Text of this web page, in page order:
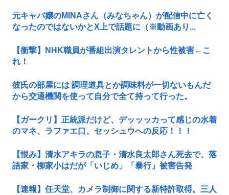
元キャバ嬢のMINAさん（みなちゃん）が配信中に亡く
なったのではないかとX上で話題に（※動画あり...
【衝撃】NHK職員が番組出演タレントから性被害←こ
れ！
彼氏の部屋には 調理道具とか調味料が一切ないもんだ
から交通機関を使って自分で全て持って行った。
【ガークリ】正統派だけど、デッッッカって感じの水着
のマネ、ラファエ口、セッシュウへの反応！！！
【恨み】清水アキラの息子・清水良太郎さん死去で、落
語家・柳家小はだが「いじめ」「暴行」被害告発
【速報】任天堂、カメラ制御に関する新特許取得。三人